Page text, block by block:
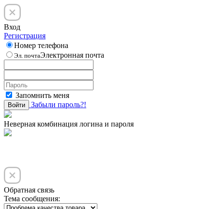
Вход
Регистрация
Номер телефона
Эл. почтаЭлектронная почта
Запомнить меня
Войти Забыли пароль?!
Неверная комбинация логина и пароля
Обратная связь
Тема сообщения: